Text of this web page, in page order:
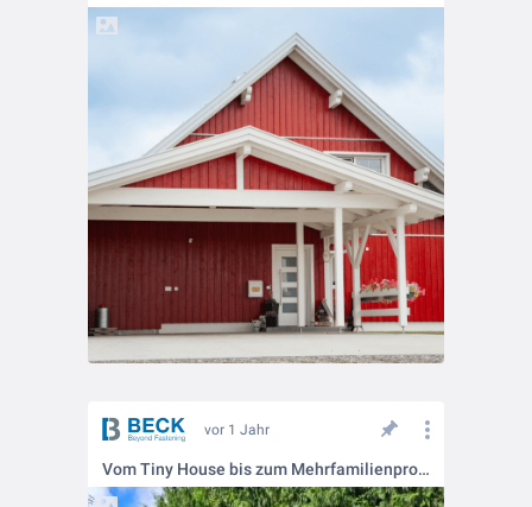
vor 1 Jahr
Vom Tiny House bis zum Mehrfamilienprojekt